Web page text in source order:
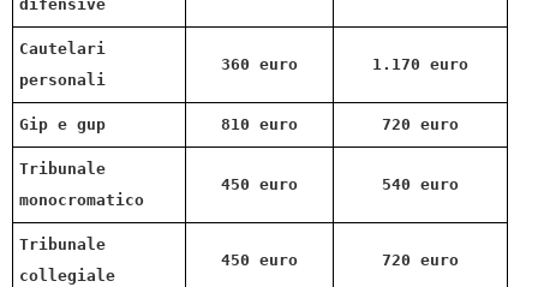
difensive
Cautelari
personali
360 euro 1.170 euro
Gip e gup 810 euro 720 euro
Tribunale
monocromatico
450 euro 540 euro
Tribunale
collegiale
450 euro 720 euro